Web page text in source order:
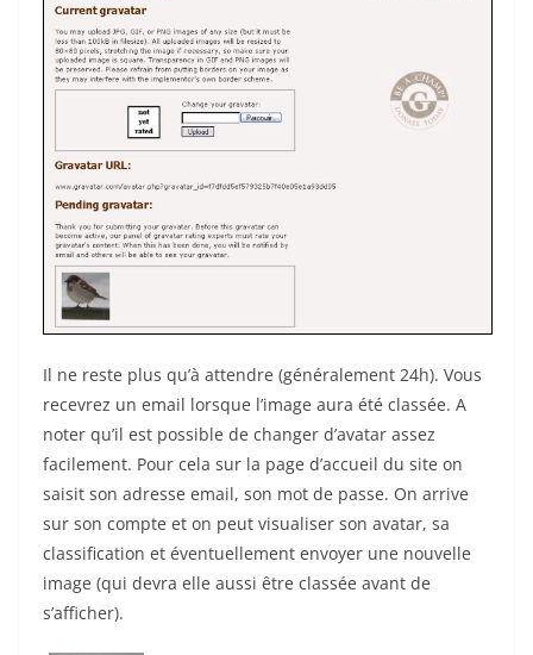
Il ne reste plus qu’à attendre (généralement 24h). Vous
recevrez un email lorsque l’image aura été classée. A
noter qu’il est possible de changer d’avatar assez
facilement. Pour cela sur la page d’accueil du site on
saisit son adresse email, son mot de passe. On arrive
sur son compte et on peut visualiser son avatar, sa
classification et éventuellement envoyer une nouvelle
image (qui devra elle aussi être classée avant de
s’afficher).